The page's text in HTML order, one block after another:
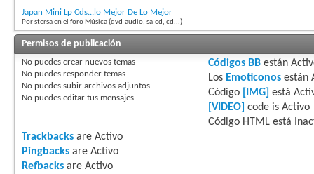
Japan Mini Lp Cds...lo Mejor De Lo Mejor
Por stersa en el foro Música (dvd-audio, sa-cd, cd...)
Permisos de publicación
No puedes crear nuevos temas
No puedes responder temas
No puedes subir archivos adjuntos
No puedes editar tus mensajes
Códigos BBestán
Los Emoticonosestán
Código
[IMG] está
[VIDEO] code is Activo
Código HTML está
Trackbacks are Activo
Pingbacks are Activo
Refbacks are Activo